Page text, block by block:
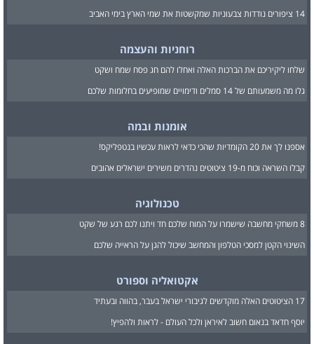
14 ציפורים נודדות צבעוניות שמקשטות את שמי הארץ בימי האביב
רוחניות והעצמה
שלחו ליקיריכם את הברכות האלה ואחלו להם חג פסח שמח ושקט
גלו מה משמעותם של 14 סמלים ודימויים שמופיעים בחלומות שלכם
אומנות ובמה
אספנו לך את 20 הקומדיות שהכי כדאי לראות עכשיו בנטפליקס!
קבלו השראה וכוח מ-19 ציטוטים נהדרים משירים ישראלים אהובים
טכנולוגיה
8 משחקי מחשבה שישמרו על המוח שלכם חד ויתנו לכם רגע של שקט
השינוי הקטן למסכי הטלפון והמחשב שיכול להגן על הראייה שלכם
אקטואליה וספורט
17 הציטוטים האלה מוקדשים לגיבורי ישראל בעבר, בהווה ובעתיד
יוסף חדאד בנאום חשוב לאיראן ולכל העולם - לראות ולהפיץ!